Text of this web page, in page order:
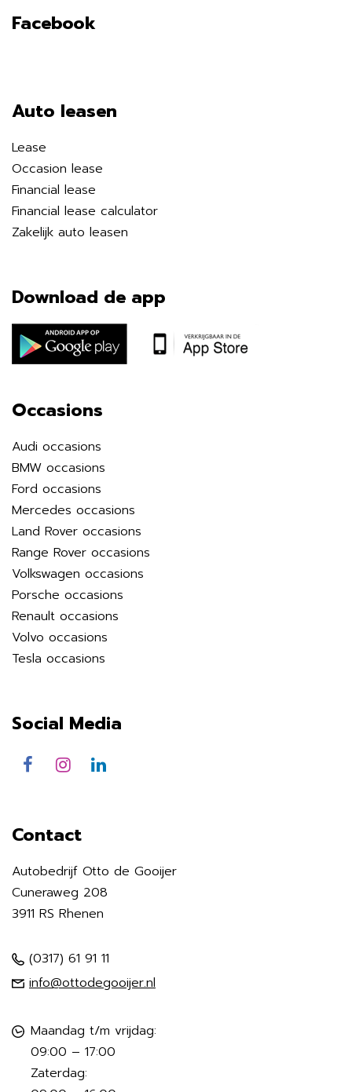
Facebook
Auto leasen
Lease
Occasion lease
Financial lease
Financial lease calculator
Zakelijk auto leasen
Download de app
Occasions
Audi occasions
BMW occasions
Ford occasions
Mercedes occasions
Land Rover occasions
Range Rover occasions
Volkswagen occasions
Porsche occasions
Renault occasions
Volvo occasions
Tesla occasions
Social Media
Contact
Autobedrijf Otto de Gooijer
Cuneraweg 208
3911 RS Rhenen
(0317) 61 91 11
info@ottodegooijer.nl
Maandag t/m vrijdag:
09:00 – 17:00
Zaterdag: